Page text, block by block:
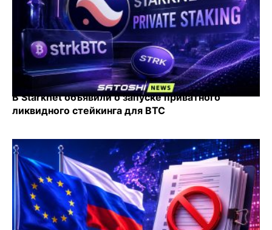
В Starknet объявили о запуске приватного
ликвидного стейкинга для BTC